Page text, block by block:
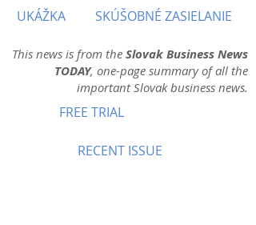
UKÁŽKA SKÚŠOBNÉ ZASIELANIE
This news is from the Slovak Business News
TODAY, one-page summary of all the
important Slovak business news.
FREE TRIAL
RECENT ISSUE